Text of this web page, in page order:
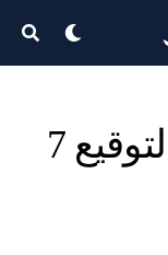
مصر ، علامة فرنسا لتوقيع 7